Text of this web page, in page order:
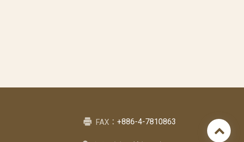
FAX：+886-4-7810863